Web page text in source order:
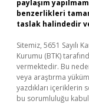
paylaşım
benzerlikleri
taslak halindedir
Sitemiz, 5651 Sayılı
Kurumu (BTK)
vermektedir. Bu
veya araştırma
yazdıkları içeriklerin
bu sorumluluğu kabul